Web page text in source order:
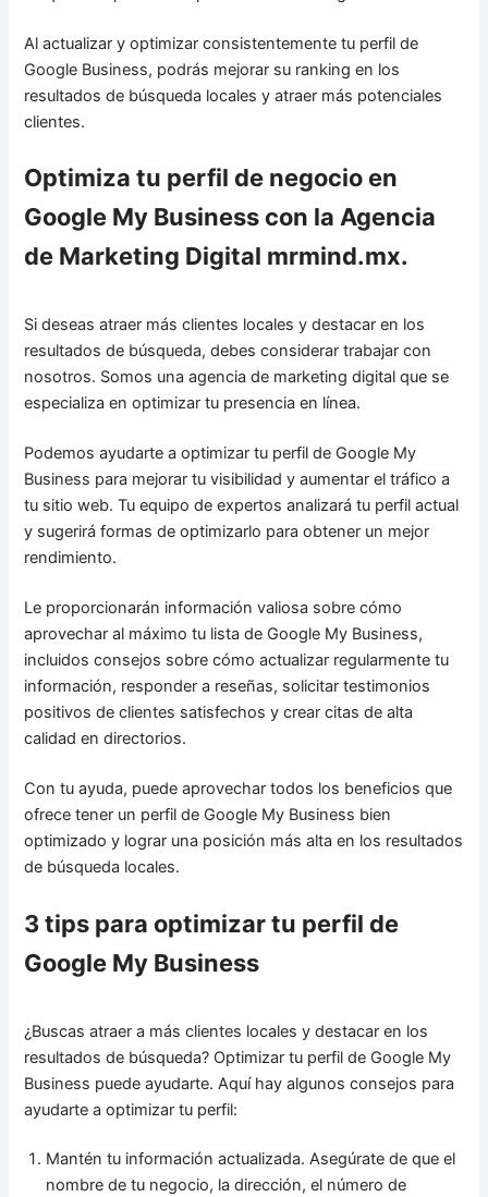
Al actualizar y optimizar consistentemente tu perfil de
Google Business, podrás mejorar su ranking en los
resultados de búsqueda locales y atraer más potenciales
clientes.
Optimiza tu perfil de negocio en
Google My Business con la Agencia
de Marketing Digital mrmind.mx.
Si deseas atraer más clientes locales y destacar en los
resultados de búsqueda, debes considerar trabajar con
nosotros. Somos una agencia de marketing digital que se
especializa en optimizar tu presencia en línea.
Podemos ayudarte a optimizar tu perfil de Google My
Business para mejorar tu visibilidad y aumentar el tráfico a
tu sitio web. Tu equipo de expertos analizará tu perfil actual
y sugerirá formas de optimizarlo para obtener un mejor
rendimiento.
Le proporcionarán información valiosa sobre cómo
aprovechar al máximo tu lista de Google My Business,
incluidos consejos sobre cómo actualizar regularmente tu
información, responder a reseñas, solicitar testimonios
positivos de clientes satisfechos y crear citas de alta
calidad en directorios.
Con tu ayuda, puede aprovechar todos los beneficios que
ofrece tener un perfil de Google My Business bien
optimizado y lograr una posición más alta en los resultados
de búsqueda locales.
3 tips para optimizar tu perfil de
Google My Business
¿Buscas atraer a más clientes locales y destacar en los
resultados de búsqueda? Optimizar tu perfil de Google My
Business puede ayudarte. Aquí hay algunos consejos para
ayudarte a optimizar tu perfil:
Mantén tu información actualizada. Asegúrate de que el
nombre de tu negocio, la dirección, el número de